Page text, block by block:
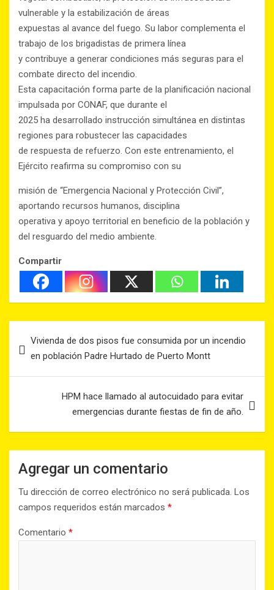
vulnerable y la estabilización de áreas
expuestas al avance del fuego. Su labor complementa el
trabajo de los brigadistas de primera línea
y contribuye a generar condiciones más seguras para el
combate directo del incendio.
Esta capacitación forma parte de la planificación nacional
impulsada por CONAF, que durante el
2025 ha desarrollado instrucción simultánea en distintas
regiones para robustecer las capacidades
de respuesta de refuerzo. Con este entrenamiento, el
Ejército reafirma su compromiso con su
misión de “Emergencia Nacional y Protección Civil”,
aportando recursos humanos, disciplina
operativa y apoyo territorial en beneficio de la población y
del resguardo del medio ambiente.
Compartir
Vivienda de dos pisos fue consumida por un incendio
en población Padre Hurtado de Puerto Montt
HPM hace llamado al autocuidado para evitar
emergencias durante fiestas de fin de año.
Agregar un comentario
Tu dirección de correo electrónico no será publicada. Los
campos requeridos están marcados *
Comentario *